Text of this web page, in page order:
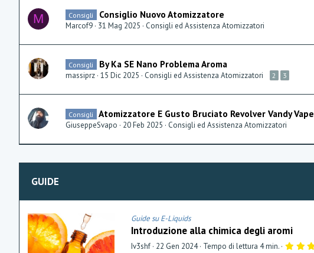
M Consigli Consiglio Nuovo Atomizzatore
Marcof9 31 Mag 2025 Consigli ed Assistenza Atomizzatori
Consigli By Ka SE Nano Problema Aroma
massiprz 15 Dic 2025 Consigli ed Assistenza Atomizzatori 2 3
Consigli Atomizzatore E Gusto Bruciato Revolver Vandy Vape
GiuseppeSvapo 20 Feb 2025 Consigli ed Assistenza Atomizzatori
GUIDE
Guide su E-Liquids
Introduzione alla chimica degli aromi
Iv3shf 22 Gen 2024 Tempo di lettura 4 min.